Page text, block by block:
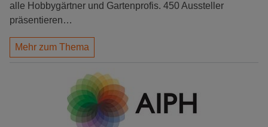
alle Hobbygärtner und Gartenprofis. 450 Aussteller
präsentieren…
Mehr zum Thema